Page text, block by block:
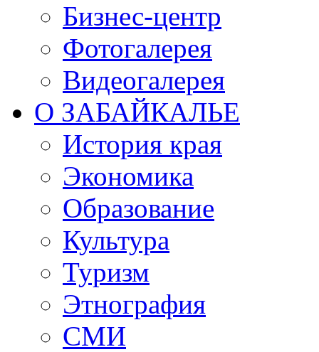
Бизнес-центр
Фотогалерея
Видеогалерея
О ЗАБАЙКАЛЬЕ
История края
Экономика
Образование
Культура
Туризм
Этнография
СМИ